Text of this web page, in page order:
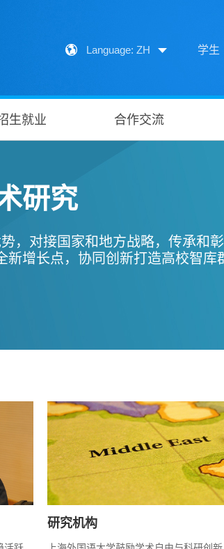
Language: ZH 学生
生就业 合作交流
研究
，对接国家和地方战略，传承和
增长点，协同创新打造高校智库
研究机构